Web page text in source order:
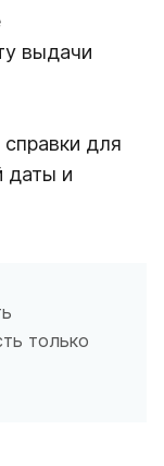
выдачи
для
даты и
только